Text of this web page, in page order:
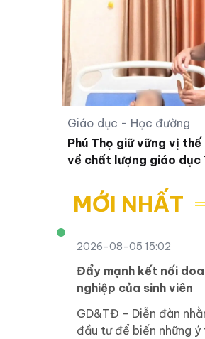
Giáo dục - Học đường
Phú Thọ giữ vững vị
về chất lượng giáo dục
MỚI NHẤT
2026-08-05 15:02
Đẩy mạnh kết nối
nghiệp của sinh viên
GD&TĐ - Diễn đàn
đầu tư để biến những